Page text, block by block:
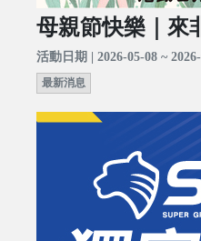
母親節快樂｜來
活動日期 | 2026-05-08 ~
最新消息